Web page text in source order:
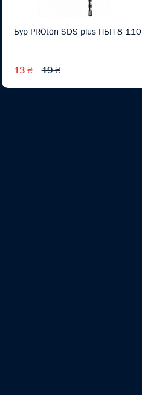
Бур PROton SDS-plus ПБП-8-110
13 ₴ 19 ₴